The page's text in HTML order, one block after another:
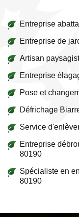
Entreprise
Entreprise de
Artisan
Entreprise
Pose et
Défrichage
Service
Entreprise
80190
Spécialiste en
80190